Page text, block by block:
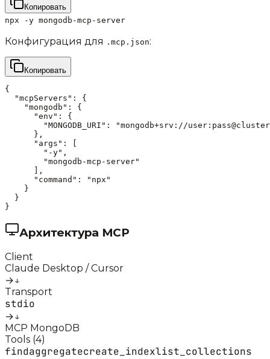
Копировать
npx -y mongodb-mcp-server
Конфигурация для .mcp.json:
Копировать
{
  "mcpServers": {
    "mongodb": {
      "env": {
"MONGODB_URI": "mongodb+srv://
      },
      "args": [
        "-y",
        "mongodb-mcp-server"
      ],
      "command": "npx"
    }
  }
}
Архитектура MCP
Client
Claude Desktop / Cursor
→↓
Transport
stdio
→↓
MCP MongoDB
Tools (4)
findaggregatecreate_indexlist_collections